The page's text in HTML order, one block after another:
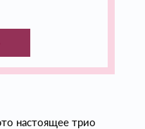
настоящее трио